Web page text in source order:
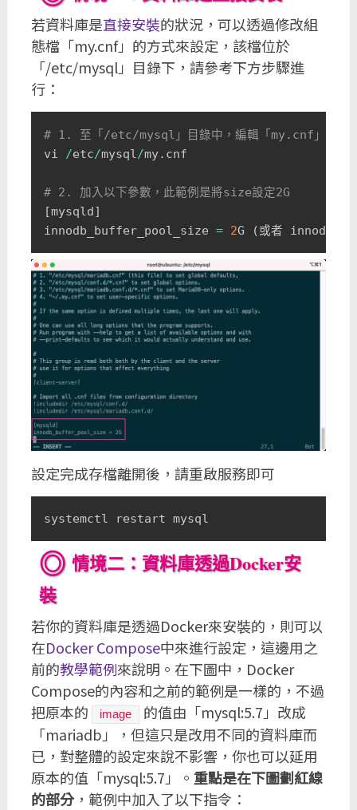
若資料庫是直接安裝的狀況，可以透過修改組
態檔「my.cnf」的方式來設定，該檔位於
「/etc/mysql」目錄下，請參考下方步驟進
行：
# 1. 至「/etc/mysql」目錄中，編輯「my.cnf」
vi
/etc/mysql /my. cnf
# 2. 加入以下參數，此範例是將size設定2G
[mysqld]
innodb_buffer_pool_size = 2G (或者
設定完成存檔離開後，請重啟服務即可
systemctl restart mysql
情境二：資料庫透過Docker安
裝
若你的資料庫是透過Docker來安裝的，則可以
在Docker Compose中來進行設定，這邊用之
前的教學範例來說明。在下圖中，Docker
Compose的內容和之前的範例是一樣的，不過
把原本的
image
的值由「mysql:5.7」改成
「mariadb」，但這只是改用不同的資料庫而
已，對整體的設定來說不影響，你也可以延用
原本的值「mysql:5.7」。 重點是在下圖劃紅線
的部分，範例中加入了以下指令：